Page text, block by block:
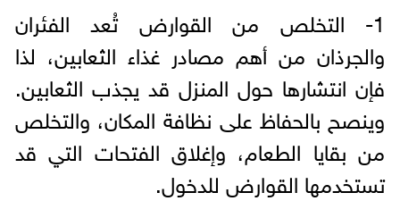
1- التخلص من القوارض تُعد الفئران
والجرذان من أهم مصادر غذاء الثعابين، لذا
فإن انتشارها حول المنزل قد يجذب الثعابين.
وينصح بالحفاظ على نظافة المكان، والتخلص
من بقايا الطعام، وإغلاق الفتحات التي قد
تستخدمها القوارض للدخول.